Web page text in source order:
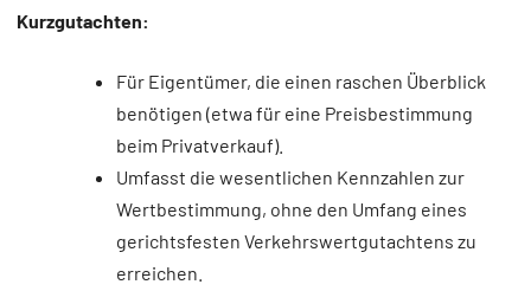
Kurzgutachten:
Für Eigentümer, die einen raschen Überblick
benötigen (etwa für eine Preisbestimmung
beim Privatverkauf).
Umfasst die wesentlichen Kennzahlen zur
Wertbestimmung, ohne den Umfang eines
gerichtsfesten Verkehrswertgutachtens zu
erreichen.